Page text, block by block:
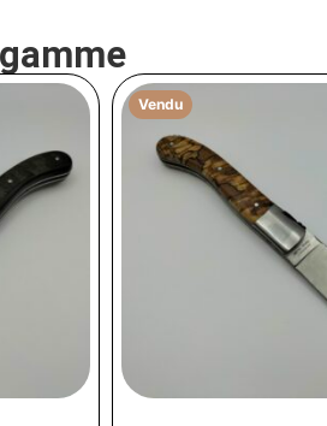
Vendu